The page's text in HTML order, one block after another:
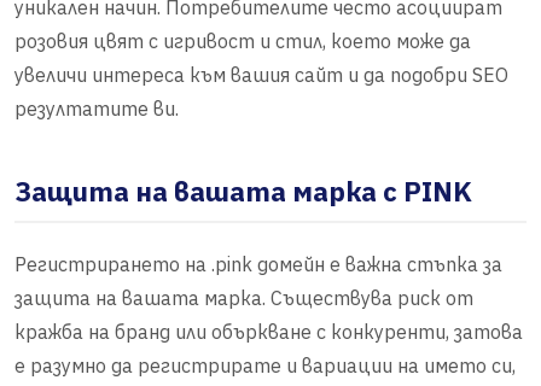
уникален начин. Потребителите често асоциират
розовия цвят с игривост и стил, което може да
увеличи интереса към вашия сайт и да подобри SEO
резултатите ви.
Защита на вашата марка с PINK
Регистрирането на .pink домейн е важна стъпка за
защита на вашата марка. Съществува риск от
кражба на бранд или объркване с конкуренти, затова
е разумно да регистрирате и вариации на името си,